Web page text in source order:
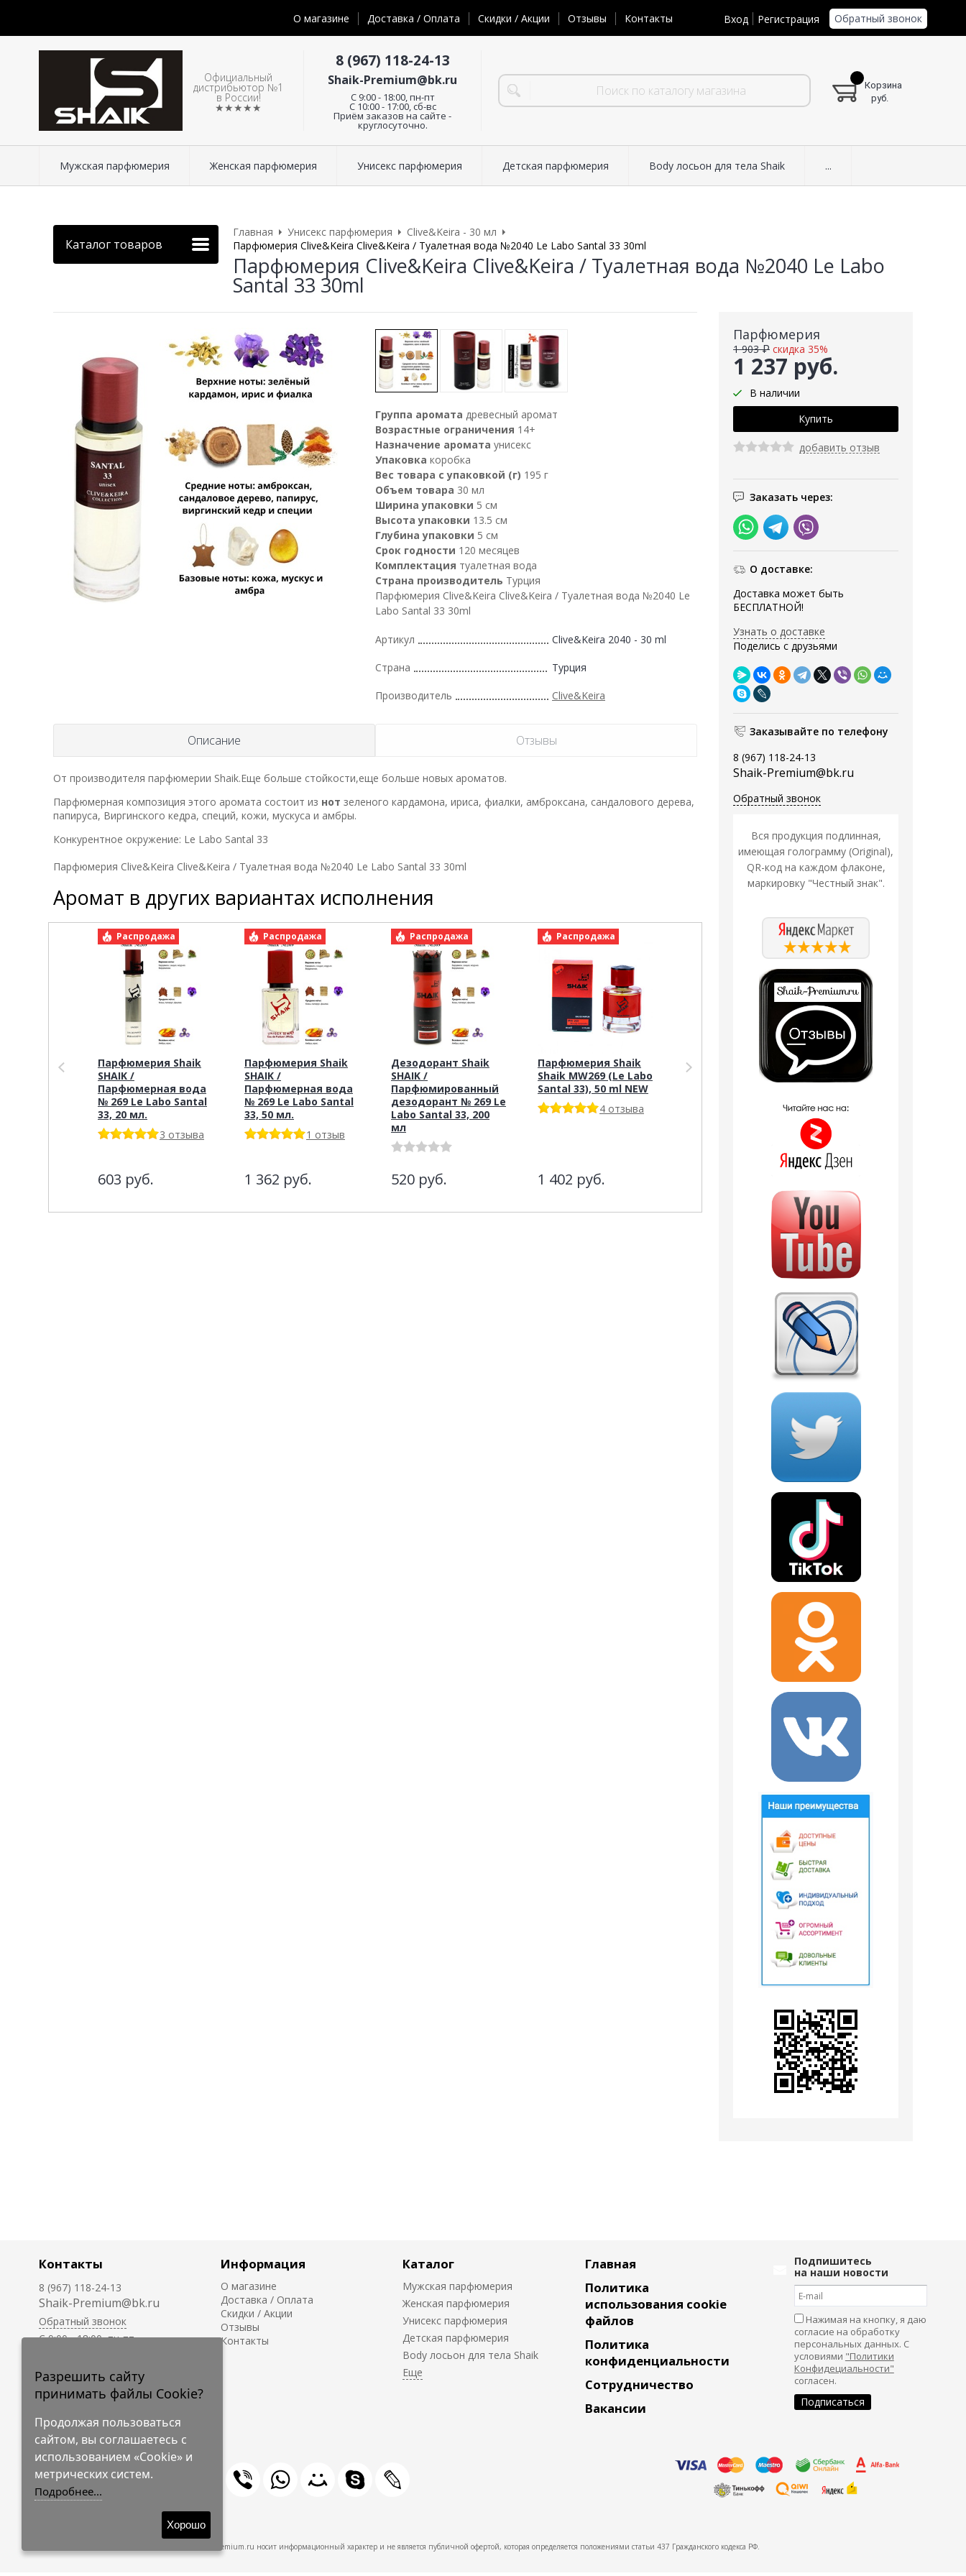
О магазине Доставка / Оплата Скидки / Акции Отзывы Контакты Вход Регистрация Обратный звонок
Официальный
дистрибьютор №1
в России!
★★★★★
8 (967) 118-24-13
Shaik-Premium@bk.ru
C 9:00 - 18:00, пн-пт
С 10:00 - 17:00, сб-вс
Приём заказов на сайте -
круглосуточно.
Корзина
руб.
Мужская парфюмерия Женская парфюмерия Унисекс парфюмерия Детская парфюмерия Body лосьон для тела Shaik ...
Каталог товаров
Главная Унисекс парфюмерия
Clive&Keira - 30 мл
Парфюмерия Clive&Keira Clive&Keira / Туалетная вода №2040 Le Labo Santal 33 30ml
Парфюмерия Clive&Keira Clive&Keira / Туалетная вода №2040 Le Labo
Santal 33 30ml
Парфюмерия
1 237 руб.
1 903 ₽ скидка 35%
В наличии
добавить отзыв
Заказать через:
О доставке:
Доставка может быть
БЕСПЛАТНОЙ!
Узнать о доставке
Поделись с друзьями
Заказывайте по телефону
8 (967) 118-24-13
Shaik-Premium@bk.ru
Обратный звонок
Вся продукция подлинная,
имеющая голограмму (Original),
QR-код на каждом флаконе,
маркировку "Честный знак".
Группа аромата древесный аромат
Возрастные ограничения 14+
Назначение аромата унисекс
Упаковка коробка
Вес товара с упаковкой (г) 195 г
Объем товара 30 мл
Ширина упаковки 5 см
Высота упаковки 13.5 см
Глубина упаковки 5 см
Срок годности 120 месяцев
Комплектация туалетная вода
Страна производитель Турция
Парфюмерия Clive&Keira Clive&Keira / Туалетная вода №2040 Le
Labo Santal 33 30ml
Артикул Clive&Keira 2040 - 30 ml
Страна Турция
Производитель Clive&Keira
Описание Отзывы
От производителя парфюмерии Shaik.Еще больше стойкости,еще больше новых ароматов.
Парфюмерная композиция этого аромата состоит из нот зеленого кардамона, ириса, фиалки, амброксана, сандалового дерева,
папируса, Виргинского кедра, специй, кожи, мускуса и амбры.
Конкурентное окружение: Le Labo Santal 33
Парфюмерия Clive&Keira Clive&Keira / Туалетная вода №2040 Le Labo Santal 33 30ml
Аромат в других вариантах исполнения
Распродажа
Парфюмерия Shaik
SHAIK /
Парфюмерная вода
№ 269 Le Labo Santal
33, 20 мл.
3 отзыва
603 руб.
Распродажа
Парфюмерия Shaik
SHAIK /
Парфюмерная вода
№ 269 Le Labo Santal
33, 50 мл.
1 отзыв
1 362 руб.
Распродажа
Дезодорант Shaik
SHAIK /
Парфюмированный
дезодорант № 269 Le
Labo Santal 33, 200
мл
520 руб.
Распродажа
Парфюмерия Shaik
Shaik MW269 (Le Labo
Santal 33), 50 ml NEW
4 отзыва
1 402 руб.
Тестер Shaik Тестер
Shaik MW269 Le Labo
1 отзыв
Распродажа
Парфюмерное масло
Shaik SHAIK /
Labo Santal 33, 10 мл.
Контакты
8 (967) 118-24-13
Shaik-Premium@bk.ru
Обратный звонок
C 9:00 - 18:00, пн-пт
круглосуточно.
Информация
О магазине
Доставка / Оплата
Скидки / Акции
Отзывы
Контакты
Каталог
Мужская парфюмерия
Женская парфюмерия
Унисекс парфюмерия
Детская парфюмерия
Body лосьон для тела Shaik
Главная
Политика
использования cookie
файлов
Политика
конфиденциальности
Сотрудничество
Вакансии
Подпишитесь
на наши новости
Нажимая на кнопку, я даю
согласие на обработку
персональных данных. С
условиями "Политики
Конфидециальности"
согласен.
© 2009-2026 Shaik-Premium
Shaik-Premium.ru носит информационный характер и не является публичной офертой, которая определяется положениями статьи 437 Гражданского кодекса РФ.
Разрешить сайту
принимать файлы Cookie?
Продолжая пользоваться
сайтом, вы соглашаетесь с
использованием «Cookie» и
метрических систем.
Подробнее...
Хорошо